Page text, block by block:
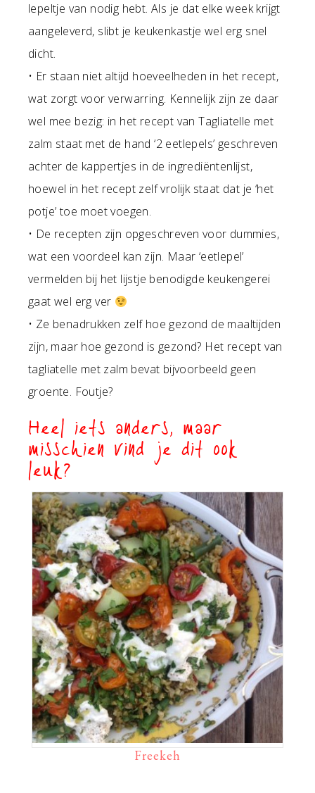
lepeltje van nodig hebt. Als je dat elke week krijgt
aangeleverd, slibt je keukenkastje wel erg snel
dicht.
• Er staan niet altijd hoeveelheden in het recept,
wat zorgt voor verwarring. Kennelijk zijn ze daar
wel mee bezig: in het recept van Tagliatelle met
zalm staat met de hand ‘2 eetlepels’ geschreven
achter de kappertjes in de ingrediëntenlijst,
hoewel in het recept zelf vrolijk staat dat je ‘het
potje’ toe moet voegen.
• De recepten zijn opgeschreven voor dummies,
wat een voordeel kan zijn. Maar ‘eetlepel’
vermelden bij het lijstje benodigde keukengerei
gaat wel erg ver
• Ze benadrukken zelf hoe gezond de maaltijden
zijn, maar hoe gezond is gezond? Het recept van
tagliatelle met zalm bevat bijvoorbeeld geen
groente. Foutje?
Heel iets anders, maar
misschien vind je dit ook
leuk?
Freekeh